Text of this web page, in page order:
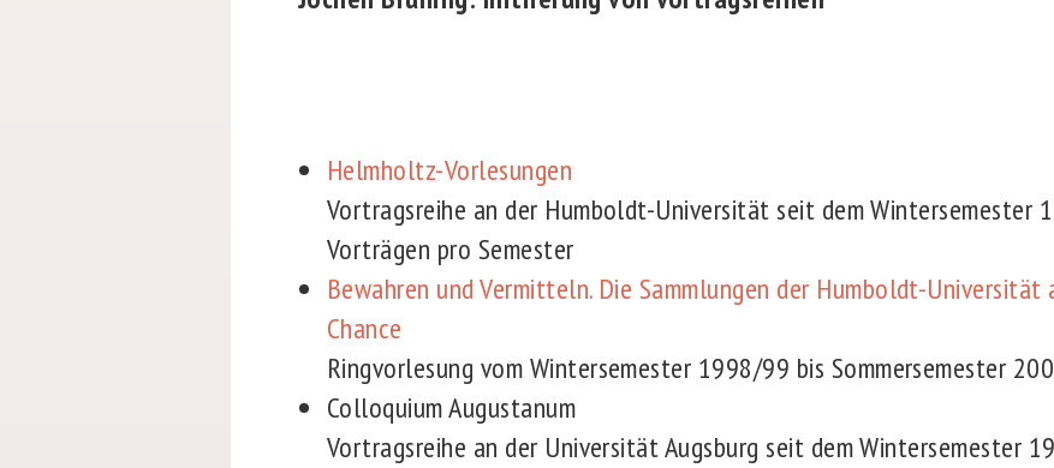
Helmholtz-Vorlesungen
Vortragsreihe an der Humboldt-Universität seit dem Wintersemester
Vorträgen pro Semester
Bewahren und Vermitteln. Die Sammlungen der Humboldt-
Chance
Ringvorlesung vom Wintersemester 1998/99 bis Sommersemester
Colloquium Augustanum
Vortragsreihe an der Universität Augsburg seit dem Wintersemester